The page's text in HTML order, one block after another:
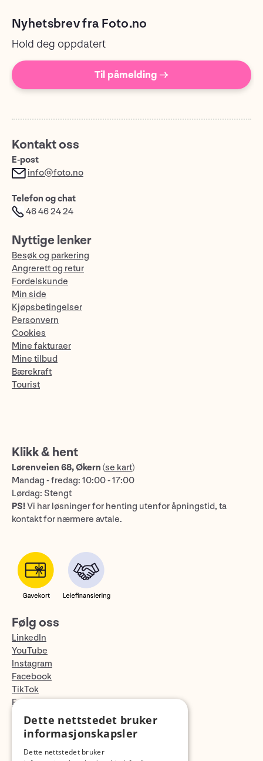
Nyhetsbrev fra Foto.no
Hold deg oppdatert
Til påmelding →
Kontakt oss
E-post
info@foto.no
Telefon og chat
46 46 24 24
Nyttige lenker
Besøk og parkering
Angrerett og retur
Fordelskunde
Min side
Kjøpsbetingelser
Personvern
Cookies
Mine fakturaer
Mine tilbud
Bærekraft
Tourist
Klikk & hent
Lørenveien 68, Økern (se kart)
Mandag - fredag: 10:00 - 17:00
Lørdag: Stengt
PS!Vi har løsninger for henting utenfor åpningstid, ta
kontakt for nærmere avtale.
Følg oss
LinkedIn
YouTube
Instagram
Facebook
TikTok
Fotopodden
Med forbehold om skrive- og lagerfeil
Dette nettstedet bruker
informasjonskapsler
Dette nettstedet bruker